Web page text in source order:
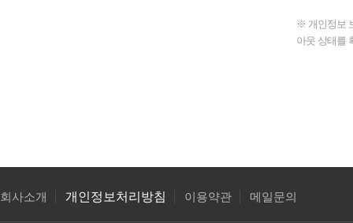
※ 개인정보
아웃 상태를
회사소개 개인정보처리방침 이용약관 메일문의